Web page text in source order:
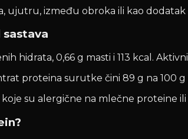
ujutru, između obroka ili kao
hidrata, 0,66 g masti i 113 kcal.
proteina surutke čini 89 g na 100
su alergične na mlečne proteine